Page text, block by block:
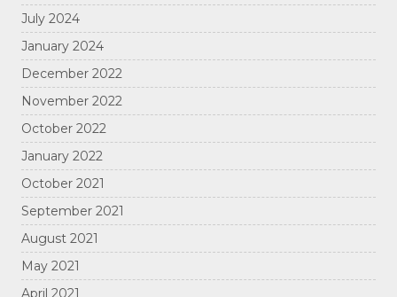
July 2024
January 2024
December 2022
November 2022
October 2022
January 2022
October 2021
September 2021
August 2021
May 2021
April 2021